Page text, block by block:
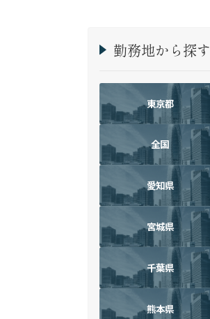
勤務地から探す
東京都
全国
愛知県
宮城県
千葉県
熊本県